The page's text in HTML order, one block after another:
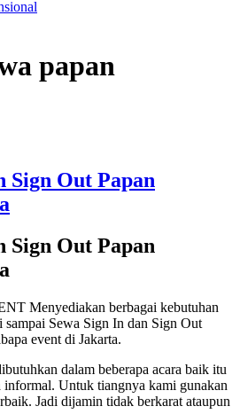
papan
Sign Out Papan
Sign Out Papan
Menyediakan berbagai kebutuhan
sampai Sewa Sign In dan Sign Out
event di Jakarta.
dalam beberapa acara baik itu
informal. Untuk tiangnya kami gunakan
Jadi dijamin tidak berkarat ataupun